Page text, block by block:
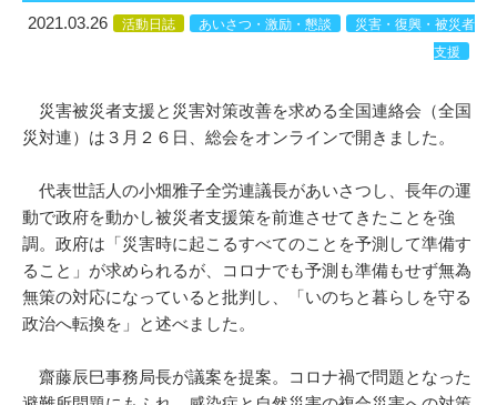
2021.03.26 活動日誌 あいさつ・激励・懇談
災害・復興・被災者
支援
災害被災者支援と災害対策改善を求める全国連絡会（全国
災対連）は３月２６日、総会をオンラインで開きました。
代表世話人の小畑雅子全労連議長があいさつし、長年の運
動で政府を動かし被災者支援策を前進させてきたことを強
調。政府は「災害時に起こるすべてのことを予測して準備す
ること」が求められるが、コロナでも予測も準備もせず無為
無策の対応になっていると批判し、「いのちと暮らしを守る
政治へ転換を」と述べました。
齋藤辰巳事務局長が議案を提案。コロナ禍で問題となった